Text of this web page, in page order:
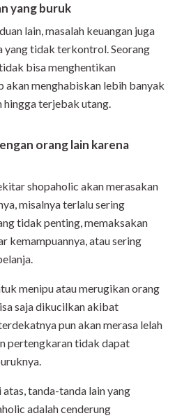
yang buruk
lain, masalah keuangan juga
yang tidak terkontrol. Seorang
bisa menghentikan
akan menghabiskan lebih banyak
hingga terjebak utang.
orang lain karena
shopaholic akan merasakan
misalnya terlalu sering
tidak penting, memaksakan
kemampuannya, atau sering
menipu atau merugikan orang
saja dikucilkan akibat
pun akan merasa lelah
pertengkaran tidak dapat
tanda-tanda lain yang
adalah cenderung